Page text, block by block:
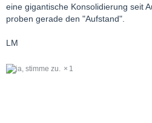
eine gigantische Konsolidierung seit
proben gerade den "Aufstand".
LM
1